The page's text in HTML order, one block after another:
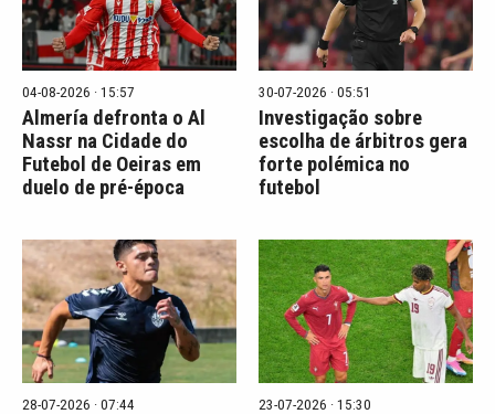
04-08-2026 · 15:57
Almería defronta o Al
Nassr na Cidade do
Futebol de Oeiras em
duelo de pré-época
30-07-2026 · 05:51
Investigação sobre
escolha de árbitros gera
forte polémica no
futebol
28-07-2026 · 07:44 23-07-2026 · 15:30